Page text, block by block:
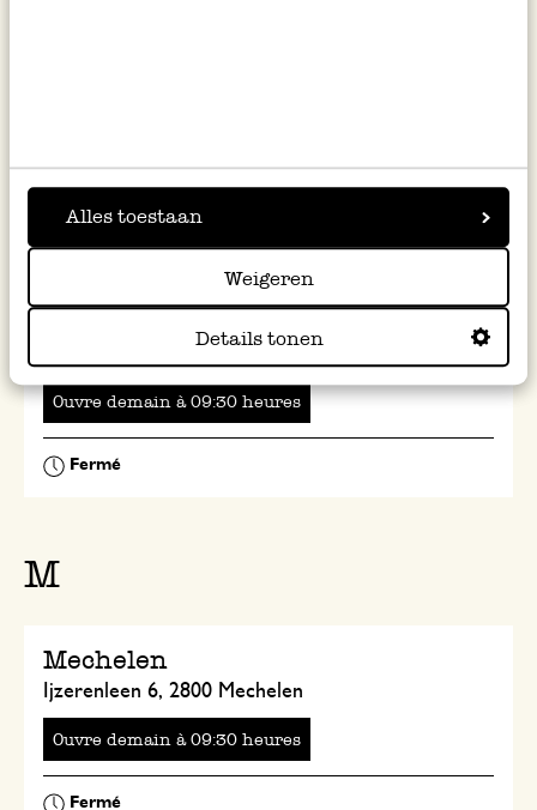
Alles toestaan
Weigeren
Details tonen
Ouvre à heures
Ouvre à heures
M
Ouvre à heures
Mechelen
Ijzerenleen 6, 2800 Mechelen